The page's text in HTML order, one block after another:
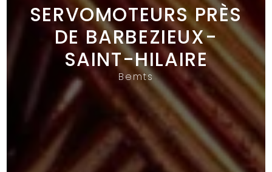
SERVOMOTEURS PRÈS
DE BARBEZIEUX-
SAINT-HILAIRE
Bemts